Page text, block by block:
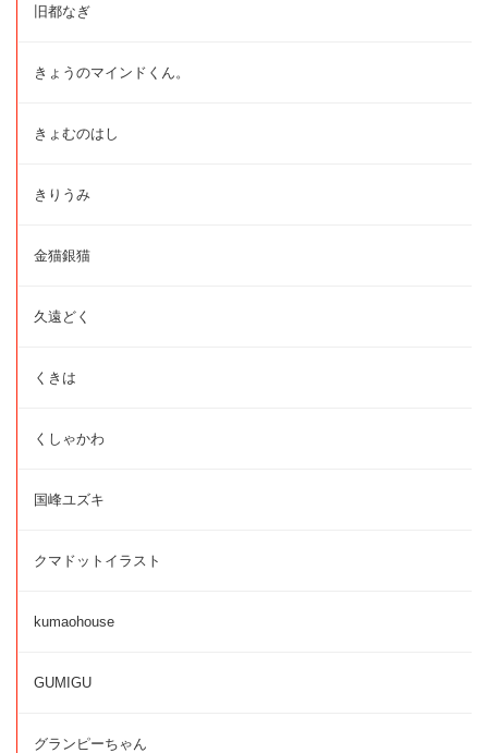
旧都なぎ
きょうのマインドくん。
きょむのはし
きりうみ
金猫銀猫
久遠どく
くきは
くしゃかわ
国峰ユズキ
クマドットイラスト
kumaohouse
GUMIGU
グランピーちゃん